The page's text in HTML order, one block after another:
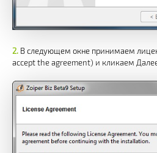
В следующем окне принимаем
accept the agreement) и кликаем